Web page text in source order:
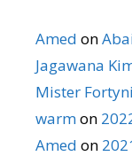
Amed on
Jagawana
Mister
warmon
Amed on